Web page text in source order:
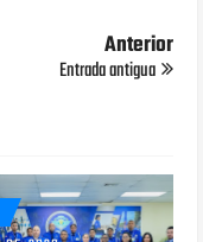
Anterior
Entrada antigua